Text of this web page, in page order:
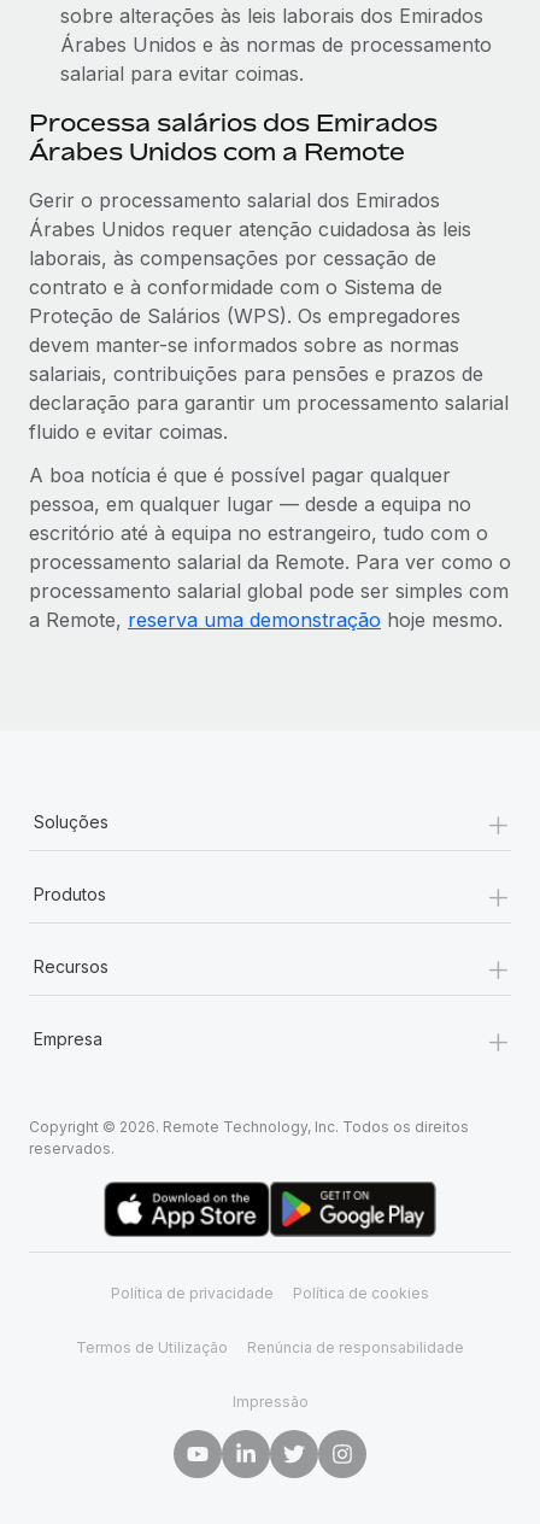
sobre alterações às leis laborais dos Emirados
Árabes Unidos e às normas de processamento
salarial para evitar coimas.
Processa salários dos Emirados
Árabes Unidos com a Remote
Gerir o processamento salarial dos Emirados
Árabes Unidos requer atenção cuidadosa às leis
laborais, às compensações por cessação de
contrato e à conformidade com o Sistema de
Proteção de Salários (WPS). Os empregadores
devem manter-se informados sobre as normas
salariais, contribuições para pensões e prazos de
declaração para garantir um processamento salarial
fluido e evitar coimas.
A boa notícia é que é possível pagar qualquer
pessoa, em qualquer lugar — desde a equipa no
escritório até à equipa no estrangeiro, tudo com o
processamento salarial da Remote. Para ver como o
processamento salarial global pode ser simples com
a Remote, reserva uma demonstração hoje mesmo.
Soluções +
Produtos +
Recursos +
Empresa +
Copyright © 2026. Remote Technology, Inc. Todos os direitos
reservados.
Política de privacidade Política de cookies
Termos de Utilização Renúncia de responsabilidade
Impressão